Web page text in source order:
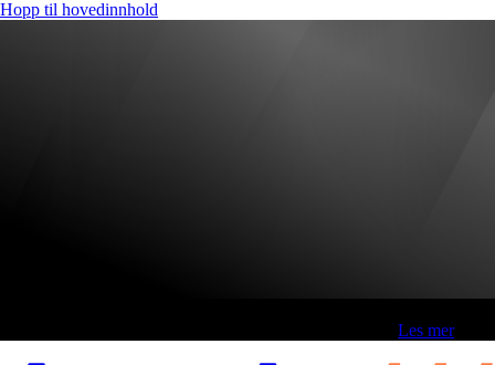
Hopp til hovedinnhold
Les mer